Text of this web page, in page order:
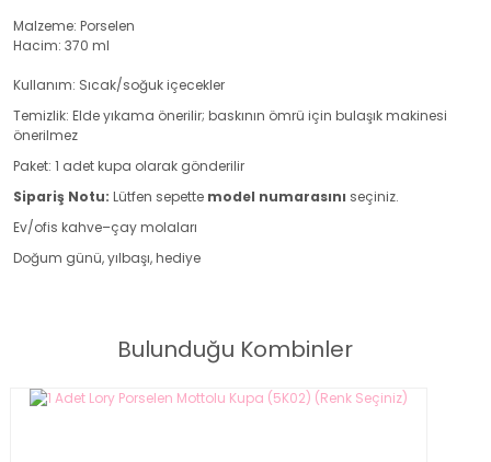
Malzeme: Porselen
Hacim: 370 ml
Kullanım: Sıcak/soğuk içecekler
Temizlik: Elde yıkama önerilir; baskının ömrü için bulaşık makinesi
önerilmez
Paket: 1 adet kupa olarak gönderilir
Sipariş Notu: Lütfen sepette model numarasını seçiniz.
Ev/ofis kahve–çay molaları
Doğum günü, yılbaşı, hediye
Bulunduğu Kombinler